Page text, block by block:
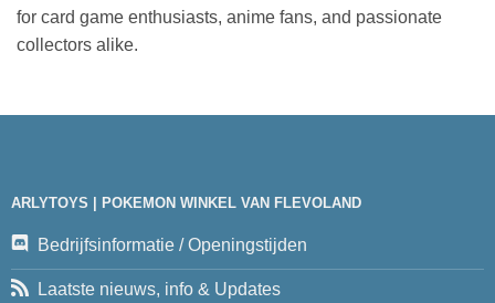
for card game enthusiasts, anime fans, and passionate
collectors alike.
ARLYTOYS | POKEMON WINKEL VAN FLEVOLAND
Bedrijfsinformatie / Openingstijden
Laatste nieuws, info & Updates